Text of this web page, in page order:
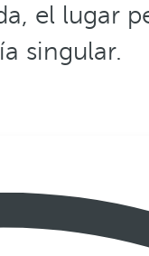
el lugar
singular.